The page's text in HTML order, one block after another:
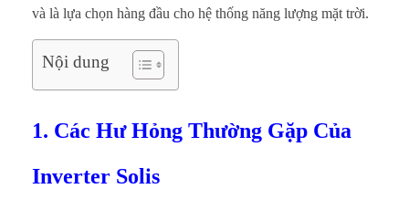
và là lựa chọn hàng đầu cho hệ thống năng lượng mặt trời.
Nội dung
1. Các Hư Hỏng Thường Gặp Của
Inverter Solis